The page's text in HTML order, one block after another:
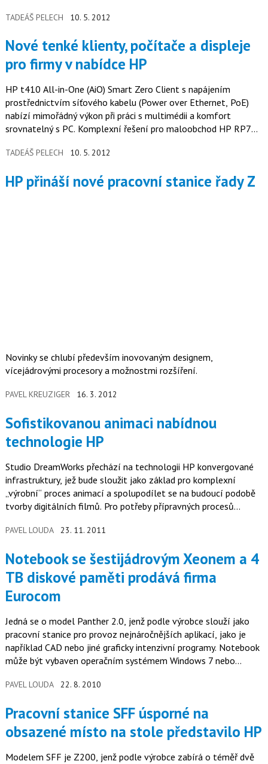
TADEÁŠ PELECH 10. 5. 2012
Nové tenké klienty, počítače a displeje
pro firmy v nabídce HP
HP t410 All-in-One (AiO) Smart Zero Client s napájením
prostřednictvím síťového kabelu (Power over Ethernet, PoE)
nabízí mimořádný výkon při práci s multimédii a komfort
srovnatelný s PC. Komplexní řešení pro maloobchod HP RP7
TADEÁŠ PELECH 10. 5. 2012
HP přináší nové pracovní stanice řady Z
Novinky se chlubí především inovovaným designem,
vícejádrovými procesory a možnostmi rozšíření.
PAVEL KREUZIGER 16. 3. 2012
Sofistikovanou animaci nabídnou
technologie HP
Studio DreamWorks přechází na technologii HP konvergované
infrastruktury, jež bude sloužit jako základ pro komplexní
„výrobní“ proces animací a spolupodílet se na budoucí podobě
tvorby digitálních filmů. Pro potřeby přípravných procesů
PAVEL LOUDA 23. 11. 2011
Notebook se šestijádrovým Xeonem a 4
TB diskové paměti prodává firma
Eurocom
Jedná se o model Panther 2.0, jenž podle výrobce slouží jako
pracovní stanice pro provoz nejnáročnějších aplikací, jako je
například CAD nebo jiné graficky intenzivní programy. Notebook
může být vybaven operačním systémem Windows 7 nebo
PAVEL LOUDA 22. 8. 2010
Pracovní stanice SFF úsporné na
obsazené místo na stole představilo HP
Modelem SFF je Z200, jenž podle výrobce zabírá o téměř dvě